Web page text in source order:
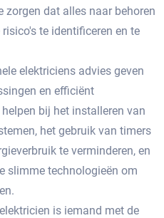
zorgen dat alles naar behoren
te identificeren en te
elektriciens advies geven
en efficiënt
bij het installeren van
het gebruik van timers
te verminderen, en
slimme technologieën om
is iemand met de